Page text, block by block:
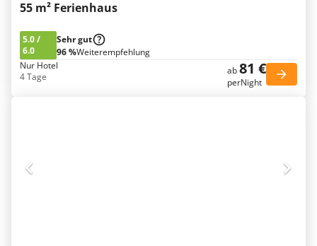
55 m² Ferienhaus
5.0/
6.0
Sehr gut
96 %Weiterempfehlung
Nur Hotel
4 Tage
ab81 €
perNight